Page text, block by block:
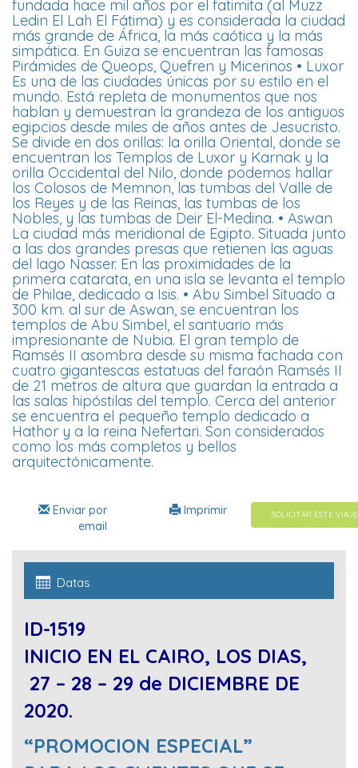
fundada hace mil años por el fatimita (al Muzz
Ledin El Lah El Fátima) y es considerada la ciudad
más grande de África, la más caótica y la más
simpática. En Guiza se encuentran las famosas
Pirámides de Queops, Quefren y Micerinos • Luxor
Es una de las ciudades únicas por su estilo en el
mundo. Está repleta de monumentos que nos
hablan y demuestran la grandeza de los antiguos
egipcios desde miles de años antes de Jesucristo.
Se divide en dos orillas: la orilla Oriental, donde se
encuentran los Templos de Luxor y Karnak y la
orilla Occidental del Nilo, donde podemos hallar
los Colosos de Memnon, las tumbas del Valle de
los Reyes y de las Reinas, las tumbas de los
Nobles, y las tumbas de Deir El-Medina. • Aswan
La ciudad más meridional de Egipto. Situada junto
a las dos grandes presas que retienen las aguas
del lago Nasser. En las proximidades de la
primera catarata, en una isla se levanta el templo
de Philae, dedicado a Isis. • Abu Simbel Situado a
300 km. al sur de Aswan, se encuentran los
templos de Abu Simbel, el santuario más
impresionante de Nubia. El gran templo de
Ramsés II asombra desde su misma fachada con
cuatro gigantescas estatuas del faraón Ramsés II
de 21 metros de altura que guardan la entrada a
las salas hipóstilas del templo. Cerca del anterior
se encuentra el pequeño templo dedicado a
Hathor y a la reina Nefertari. Son considerados
como los más completos y bellos
arquitectónicamente.
SOLICITAR ESTE VIAJE
Imprimir
Enviar por
email
Datas
ID-1519
INICIO EN EL CAIRO, LOS DIAS,
27 – 28 – 29 de DICIEMBRE DE
2020.
“PROMOCION ESPECIAL”